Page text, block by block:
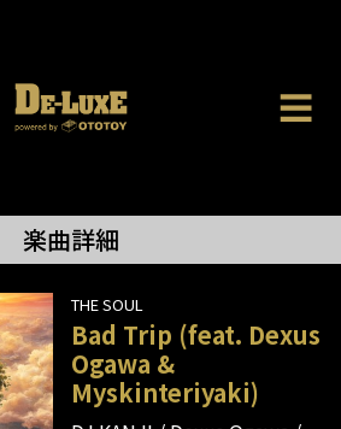
楽曲詳細
THE SOUL
Bad Trip (feat. Dexus
Ogawa &
Myskinteriyaki)